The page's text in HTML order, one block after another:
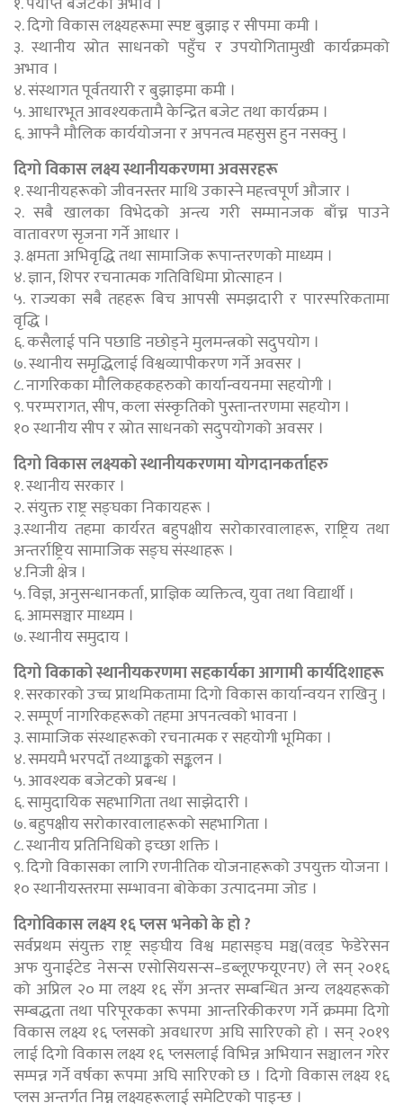
२. दिगो विकास लक्ष्यहरूमा स्पष्ट बुझाइ र सीपमा कमी ।
३. स्थानीय स्रोत साधनको पहुँच र उपयोगितामुखी कार्यक्रमको
अभाव ।
४. संस्थागत पूर्वतयारी र बुझाइमा कमी ।
५. आधारभूत आवश्यकतामै केन्द्रित बजेट तथा कार्यक्रम ।
६. आफ्नै मौलिक कार्ययोजना र अपनत्व महसुस हुन नसक्नु ।
दिगो विकास लक्ष्य स्थानीयकरणमा अवसरहरू
१. स्थानीयहरूको जीवनस्तर माथि उकास्ने महत्त्वपूर्ण औजार ।
२. सबै खालका विभेदको अन्त्य गरी सम्मानजक बाँच्न पाउने
वातावरण सृजना गर्ने आधार ।
३. क्षमता अभिवृद्धि तथा सामाजिक रूपान्तरणको माध्यम ।
४. ज्ञान, शिपर रचनात्मक गतिविधिमा प्रोत्साहन ।
५. राज्यका सबै तहहरू बिच आपसी समझदारी र पारस्परिकतामा
वृद्धि ।
६. कसैलाई पनि पछाडि नछोड्ने मुलमन्त्रको सदुपयोग ।
७. स्थानीय समृद्धिलाई विश्वव्यापीकरण गर्ने अवसर ।
८. नागरिकका मौलिकहकहरुको कार्यान्वयनमा सहयोगी ।
९. परम्परागत, सीप, कला संस्कृतिको पुस्तान्तरणमा सहयोग ।
१० स्थानीय सीप र स्रोत साधनको सदुपयोगको अवसर ।
दिगो विकास लक्ष्यको स्थानीयकरणमा योगदानकर्ताहरु
१. स्थानीय सरकार ।
२. संयुक्त राष्ट्र सङ्घका निकायहरू ।
३.स्थानीय तहमा कार्यरत बहुपक्षीय सरोकारवालाहरू, राष्ट्रिय तथा
अन्तर्राष्ट्रिय सामाजिक सङ्घ संस्थाहरू ।
४.निजी क्षेत्र ।
५. विज्ञ, अनुसन्धानकर्ता, प्राज्ञिक व्यक्तित्व, युवा तथा विद्यार्थी ।
६. आमसञ्चार माध्यम ।
७. स्थानीय समुदाय ।
दिगो विकाको स्थानीयकरणमा सहकार्यका आगामी कार्यदिशाहरू
१. सरकारको उच्च प्राथमिकतामा दिगो विकास कार्यान्वयन राखिनु ।
२. सम्पूर्ण नागरिकहरूको तहमा अपनत्वको भावना ।
३. सामाजिक संस्थाहरूको रचनात्मक र सहयोगी भूमिका ।
४. समयमै भरपर्दो तथ्याङ्कको सङ्कलन ।
५. आवश्यक बजेटको प्रबन्ध ।
६. सामुदायिक सहभागिता तथा साझेदारी ।
७. बहुपक्षीय सरोकारवालाहरूको सहभागिता ।
८. स्थानीय प्रतिनिधिको इच्छा शक्ति ।
९. दिगो विकासका लागि रणनीतिक योजनाहरूको उपयुक्त योजना ।
१० स्थानीयस्तरमा सम्भावना बोकेका उत्पादनमा जोड ।
दिगोविकास लक्ष्य १६ प्लस भनेको के हो ?
सर्वप्रथम संयुक्त राष्ट्र सङ्घीय विश्व महासङ्घ मञ्च(वल्र्ड फेडेरेसन
अफ युनाईटेड नेसन्स एसोसियसन्स–डब्लूएफयूएनए) ले सन् २०१६
को अप्रिल २० मा लक्ष्य १६ सँग अन्तर सम्बन्धित अन्य लक्ष्यहरूको
सम्बद्धता तथा परिपूरकका रूपमा आन्तरिकीकरण गर्ने क्रममा दिगो
विकास लक्ष्य १६ प्लसको अवधारण अघि सारिएको हो । सन् २०१९
लाई दिगो विकास लक्ष्य १६ प्लसलाई विभिन्न अभियान सञ्चालन गरेर
सम्पन्न गर्ने वर्षका रूपमा अघि सारिएको छ । दिगो विकास लक्ष्य १६
प्लस अन्तर्गत निम्न लक्ष्यहरूलाई समेटिएको पाइन्छ ।